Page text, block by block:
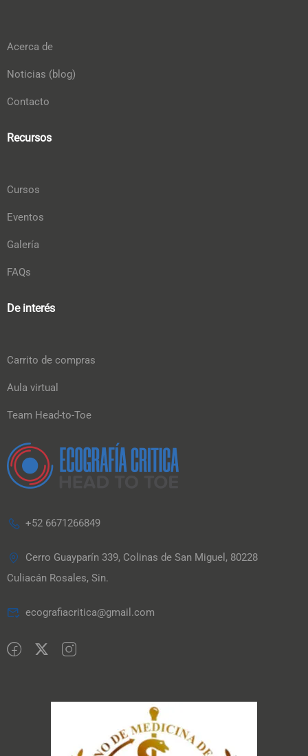
Acerca de
Noticias (blog)
Contacto
Recursos
Cursos
Eventos
Galería
FAQs
De interés
Carrito de compras
Aula virtual
Team Head-to-Toe
+52 6671266849
Cerro Guayparín 339, Colinas de San Miguel, 80228
Culiacán Rosales, Sin.
ecografiacritica@gmail.com